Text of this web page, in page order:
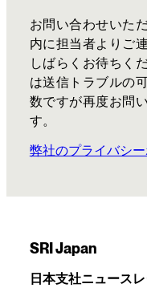
お問い合わせいた
内に担当者よりご
しばらくお待ちく
は送信トラブルの
数ですが再度お問
す。
弊社のプライバシ
SRI Japan
日本支社ニュース